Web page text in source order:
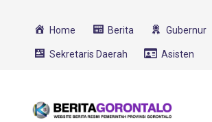
Home Berita Gubernur
Sekretaris Daerah Asisten